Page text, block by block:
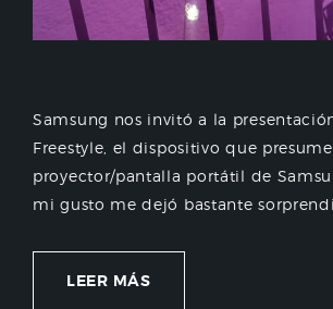
Samsung nos invitó a la
Freestyle, el dispositivo que
proyector/pantalla portátil de
mi gusto me dejó bastante
LEER MÁS